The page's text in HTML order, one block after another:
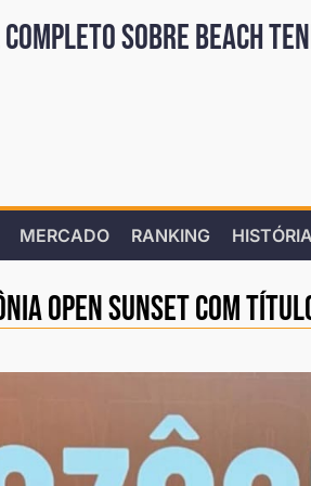
sobre Beach
MERCADO RANKING HISTÓRIA
Open Sunset com